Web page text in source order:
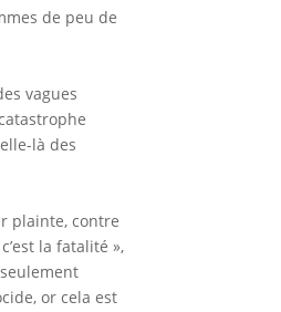
de peu de
vagues
là des
plainte, contre
la fatalité »,
or cela est